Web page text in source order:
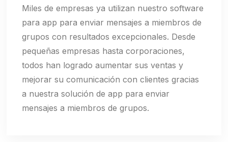
Miles de empresas ya utilizan nuestro software
para app para enviar mensajes a miembros de
grupos con resultados excepcionales. Desde
pequeñas empresas hasta corporaciones,
todos han logrado aumentar sus ventas y
mejorar su comunicación con clientes gracias
a nuestra solución de app para enviar
mensajes a miembros de grupos.